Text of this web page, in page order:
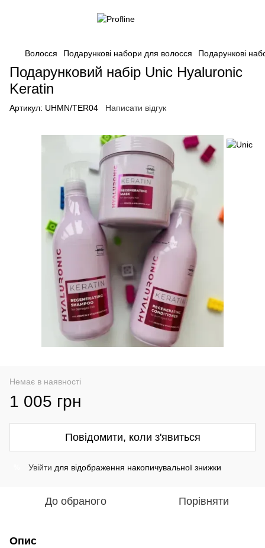
Волосся Подарункові набори для волосся Подарункові
Подарунковий набір Unic Hyaluronic
Keratin
Артикул: UHMN/TER04 Написати відгук
Немає в наявності
1 005 грн
Повідомити, коли з'явиться
Увійти для відображення накопичувальної знижки
До обраного Порівняти
Опис